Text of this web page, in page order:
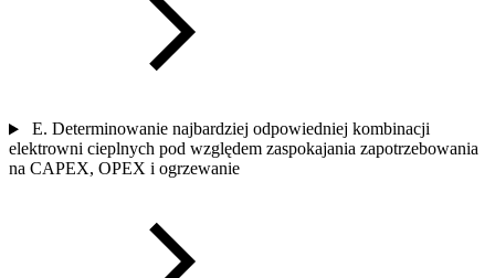
E. Determinowanie najbardziej odpowiedniej kombinacji
elektrowni cieplnych pod względem zaspokajania zapotrzebowania
na CAPEX, OPEX i ogrzewanie